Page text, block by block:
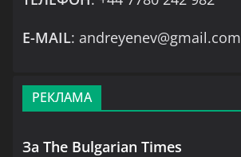
Е-MAIL: andreyenev@gmail.com
РЕКЛАМА
За The Bulgarian Times